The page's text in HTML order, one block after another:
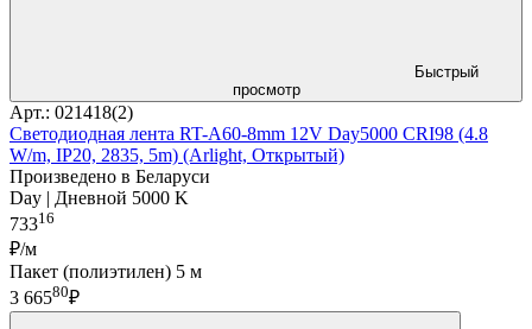
Быстрый
просмотр
Арт.: 021418(2)
Светодиодная лента RT-A60-8mm 12V Day5000 CRI98 (4.8
W/m, IP20, 2835, 5m) (Arlight, Открытый)
Произведено в Беларуси
Day | Дневной 5000 K
73316
₽/м
Пакет (полиэтилен) 5 м
3 66580₽